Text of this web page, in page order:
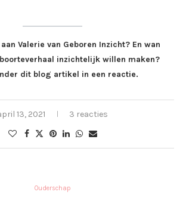
Valerie van Geboren Inzicht? En wan
inzichtelijk willen maken?
dit blog artikel in een reactie.
13, 2021 3 reacties
Ouderschap